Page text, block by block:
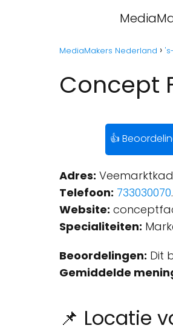
MediaMakers Nederland
Concept
👍
Adres:
Telefoon: 733030070.
Website:
Specialiteiten:
Beoordelingen: Dit
Gemiddelde
📌 Locatie